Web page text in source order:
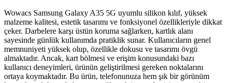
Wowacs Samsung Galaxy A35 5G uyumlu silikon kılıf, yüksek
malzeme kalitesi, estetik tasarımı ve fonksiyonel özellikleriyle dikkat
çeker. Darbelere karşı üstün koruma sağlarken, kartlık alanı
sayesinde günlük kullanımda pratiklik sunar. Kullanıcıların genel
memnuniyeti yüksek olup, özellikle dokusu ve tasarımı övgü
almaktadır. Ancak, kart bölmesi ve erişim konusundaki bazı
kullanıcı deneyimleri, ürünün geliştirilmesi gereken noktalarını
ortaya koymaktadır. Bu ürün, telefonunuza hem şık bir görünüm